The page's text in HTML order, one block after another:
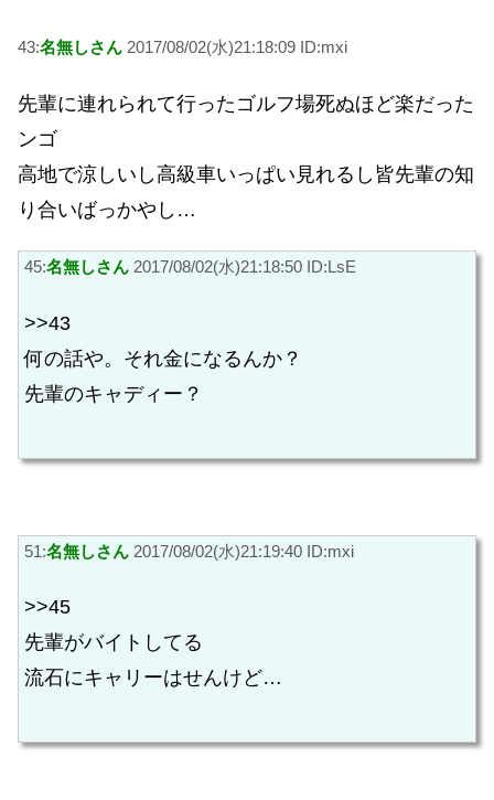
43:名無しさん 2017/08/02(水)21:18:09 ID:mxi
先輩に連れられて行ったゴルフ場死ぬほど楽だった
ンゴ
高地で涼しいし高級車いっぱい見れるし皆先輩の知
り合いばっかやし…
45:名無しさん 2017/08/02(水)21:18:50 ID:LsE
>>43
何の話や。それ金になるんか？
先輩のキャディー？
51:名無しさん 2017/08/02(水)21:19:40 ID:mxi
>>45
先輩がバイトしてる
流石にキャリーはせんけど…